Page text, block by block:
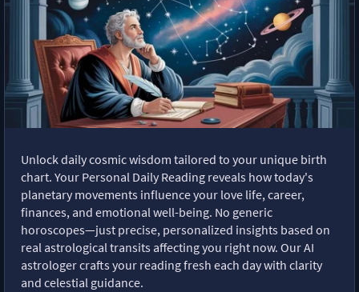
Unlock daily cosmic wisdom tailored to your unique birth
chart. Your Personal Daily Reading reveals how today's
planetary movements influence your love life, career,
finances, and emotional well-being. No generic
horoscopes—just precise, personalized insights based on
real astrological transits affecting you right now. Our AI
astrologer crafts your reading fresh each day with clarity
and celestial guidance.